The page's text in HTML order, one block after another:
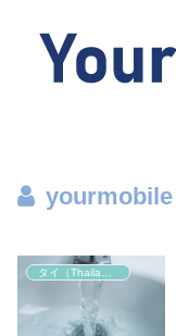
yourmobile